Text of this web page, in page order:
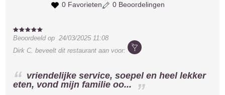
0 Favorieten
0 Beoordelingen
Beoordeeld op24/03/2025 11:08
Dirk C. beveelt dit restaurant aan voor:
vriendelijke service, soepel en heel lekker
eten, vond mijn familie oo...